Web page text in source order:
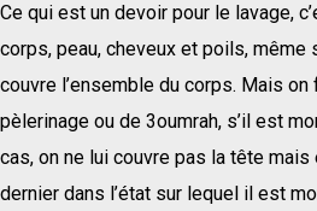
Ce qui est un devoir pour le lavage,
corps, peau, cheveux et poils, même
couvre l’ensemble du corps. Mais
pèlerinage ou de 3oumrah, s’il est
cas, on ne lui couvre pas la tête
dernier dans l’état sur lequel il est